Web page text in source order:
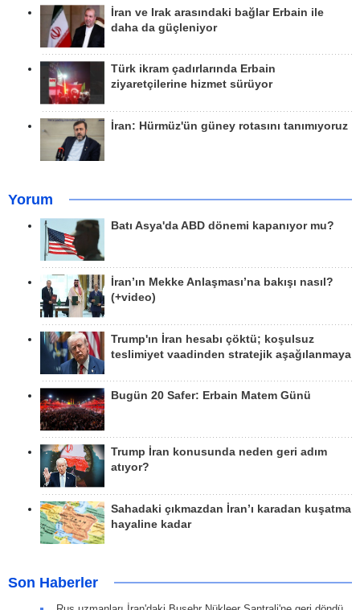
İran ve Irak arasındaki bağlar Erbain ile
daha da güçleniyor
Türk ikram çadırlarında Erbain
ziyaretçilerine hizmet sürüyor
İran: Hürmüz'ün güney rotasını tanımıyoruz
Yorum
Batı Asya'da ABD dönemi kapanıyor mu?
İran’ın Mekke Anlaşması’na bakışı nasıl?
(+video)
Trump'ın İran hesabı çöktü; koşulsuz
teslimiyet vaadinden stratejik aşağılanmaya
Bugün 20 Safer: Erbain Matem Günü
Trump İran konusunda neden geri adım
atıyor?
Sahadaki çıkmazdan İran’ı karadan kuşatma
hayaline kadar
Son Haberler